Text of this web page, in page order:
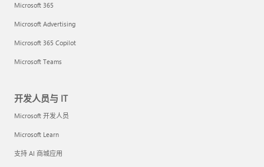
Microsoft 365
Microsoft Advertising
Microsoft 365 Copilot
Microsoft Teams
开发人员与 IT
Microsoft 开发人员
Microsoft Learn
支持 AI 商城应用